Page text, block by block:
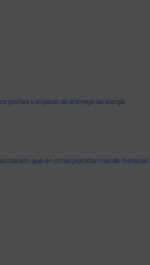
portes y el plazo de entrega se alarga.
barato que en otras plataformas de